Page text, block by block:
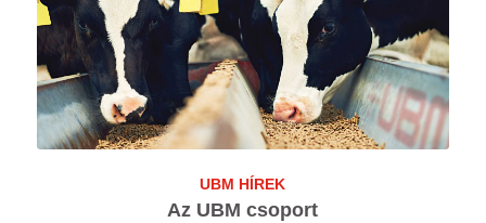
UBM HÍREK
Az UBM csoport